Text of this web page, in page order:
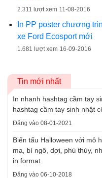
2.311 lượt xem 11-08-2016
In PP poster chương
xe Ford Ecosport mới
1.681 lượt xem 16-09-2016
Tin mới nhất
In nhanh hashtag cầm tay
hashtag cầm tay sinh nhật
Đăng vào 08-01-2021
Biến tấu Halloween với mô
ma, bí ngô, dơi, phù thủy,
in format
Đăng vào 06-10-2018